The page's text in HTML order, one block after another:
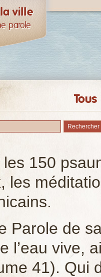
la ville
parole
150
les
Parole de
l’eau vive,
41). Qui